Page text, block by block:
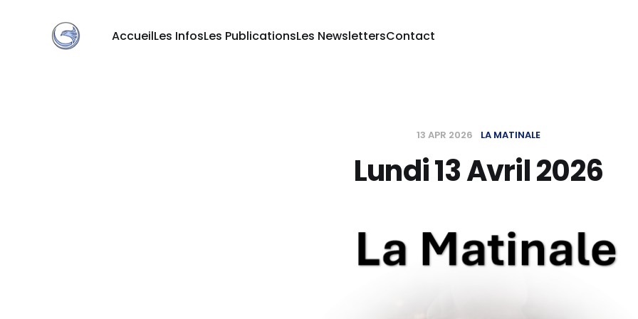
AccueilLes InfosLes PublicationsLes NewslettersContact
13 APR 2026 LA MATINALE
Lundi 13 Avril 2026